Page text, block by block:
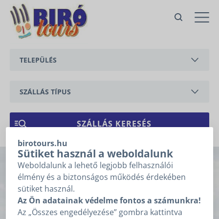
birotours.hu
Sütiket használ a weboldalunk
Weboldalunk a lehető legjobb felhasználói
élmény és a biztonságos működés érdekében
sütiket használ.
Az Ön adatainak védelme fontos a számunkra!
Az „Összes engedélyezése” gombra kattintva
TELEPÜLÉS
CSERSZEGTOMAJ
GYENESDIÁS
HÉVÍZ
KESZTHELY
VONYARCVASHEGY
SZÁLLÁS TÍPUS
APARTMAN
Nr. 121 Villa
BaCasba fedett és
Nr. 121 Villa BaCasba fedett és fűtött
medencével
Balatongyörök,
Kilátó
Ajánlatkérés
1
Árajánlatkérésre
2 3
ÉRKEZÉS*
TÁVOZÁS*
Nem tudom az érkezésem, távozásom dátumát.